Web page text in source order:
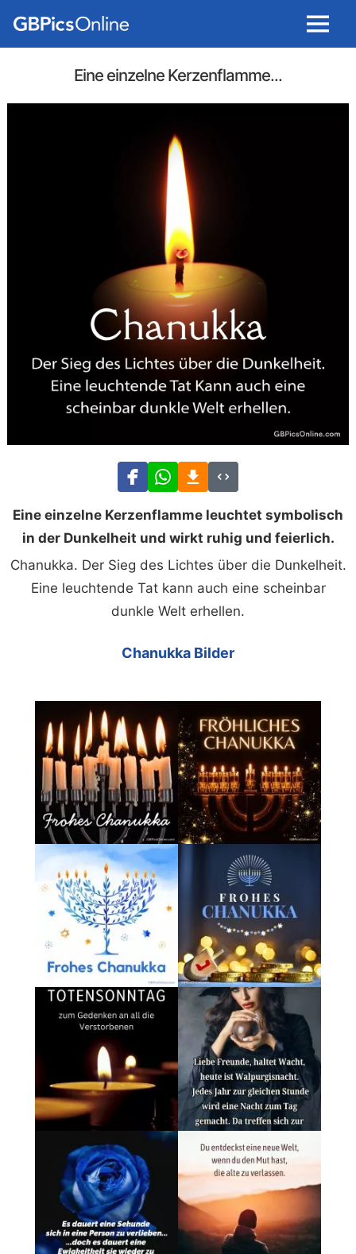
Menu
Eine einzelne Kerzenflamme...
Eine einzelne Kerzenflamme leuchtet symbolisch
in der Dunkelheit und wirkt ruhig und feierlich.
Chanukka. Der Sieg des Lichtes über die Dunkelheit.
Eine leuchtende Tat kann auch eine scheinbar
dunkle Welt erhellen.
Chanukka Bilder